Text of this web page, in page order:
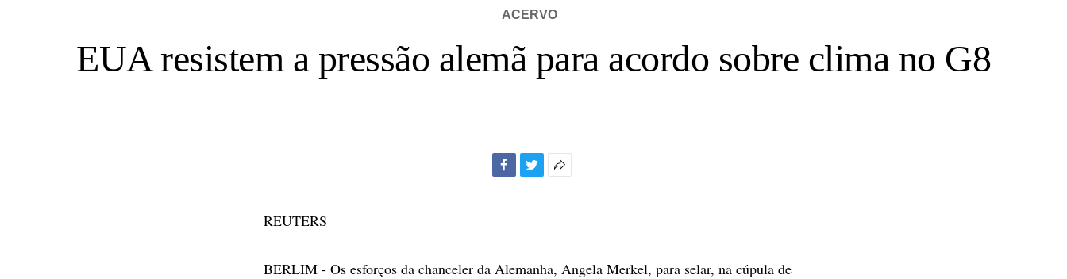
ACERVO
EUA resistem a pressão alemã para acordo sobre clima no G8
REUTERS
BERLIM - Os esforços da chanceler da Alemanha, Angela Merkel, para selar, na cúpula de